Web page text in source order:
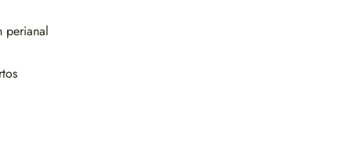
perianal